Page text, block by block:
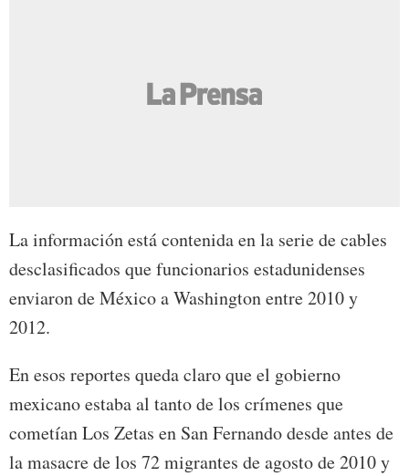
La información está contenida en la serie de cables
desclasificados que funcionarios estadunidenses
enviaron de México a Washington entre 2010 y
2012.
En esos reportes queda claro que el gobierno
mexicano estaba al tanto de los crímenes que
cometían Los Zetas en San Fernando desde antes de
la masacre de los 72 migrantes de agosto de 2010 y